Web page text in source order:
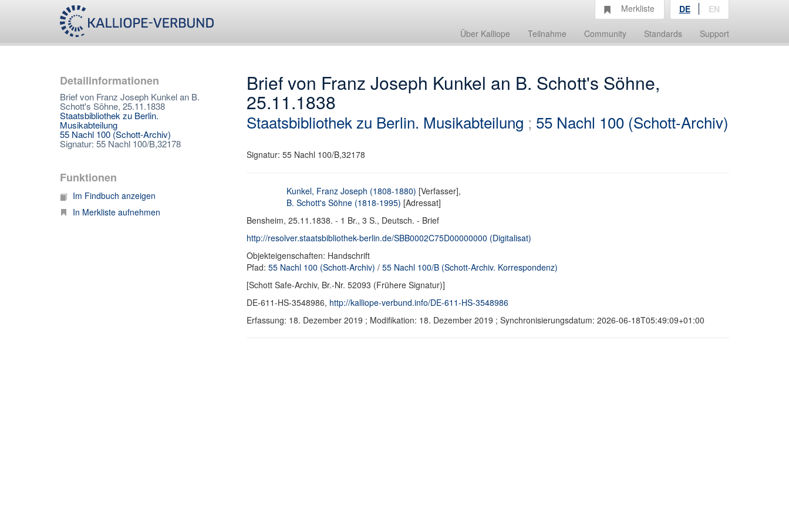
Über Kalliope Teilnahme Community Standards Support
Merkliste DE EN
Detailinformationen
Brief von Franz Joseph Kunkel an B.
Schott's Söhne, 25.11.1838
Staatsbibliothek zu Berlin.
Musikabteilung
55 Nachl 100 (Schott-Archiv)
Signatur: 55 Nachl 100/B,32178
Funktionen
Im Findbuch anzeigen
In Merkliste aufnehmen
Brief von Franz Joseph Kunkel an B. Schott's Söhne,
25.11.1838
Staatsbibliothek zu Berlin. Musikabteilung ; 55 Nachl 100 (Schott-Archiv)
Signatur: 55 Nachl 100/B,32178
Kunkel, Franz Joseph (1808-1880) [Verfasser],
B. Schott's Söhne (1818-1995) [Adressat]
Bensheim, 25.11.1838. - 1 Br., 3 S., Deutsch. - Brief
http://resolver.staatsbibliothek-berlin.de/SBB0002C75D00000000 (Digitalisat)
Objekteigenschaften: Handschrift
Pfad: 55 Nachl 100 (Schott-Archiv) / 55 Nachl 100/B (Schott-Archiv. Korrespondenz)
[Schott Safe-Archiv, Br.-Nr. 52093 (Frühere Signatur)]
DE-611-HS-3548986, http://kalliope-verbund.info/DE-611-HS-3548986
Erfassung: 18. Dezember 2019 ; Modifikation: 18. Dezember 2019 ; Synchronisierungsdatum: 2026-06-18T05:49:09+01:00